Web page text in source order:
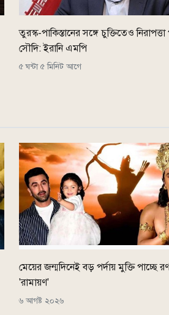
তুরস্ক-পাকিস্তানের সঙ্গে চুক্তিতেও নিরাপত্তা
সৌদি: ইরানি এমপি
৫ ঘন্টা ৫ মিনিট আগে
মেয়ের জন্মদিনেই বড় পর্দায় মুক্তি পাচ্ছে
'রামায়ণ'
৬ আগষ্ট ২০২৬